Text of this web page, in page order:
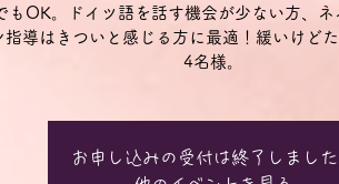
もOK。ドイツ語を話す機会が少ない方、
指導はきついと感じる方に最適！緩いけど
4名様。
お申し込みの受付は終了しました